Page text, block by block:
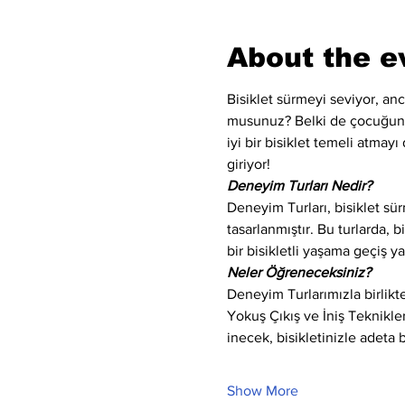
About the
Bisiklet sürmeyi seviyor,
musunuz? Belki de
iyi bir bisiklet temeli atmayı
giriyor!
Deneyim Turları Nedir?
Deneyim Turları, bisiklet
tasarlanmıştır. Bu
bir bisikletli yaşama geçiş
Neler Öğreneceksiniz?
Deneyim Turlarımızla
Yokuş Çıkış ve İniş
inecek, bisikletinizle adeta
Show More